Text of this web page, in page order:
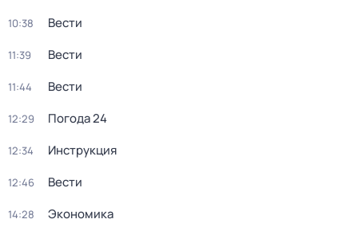
10:38 Вести
11:39 Вести
11:44 Вести
12:29 Погода 24
12:34 Инструкция
12:46 Вести
14:28 Экономика